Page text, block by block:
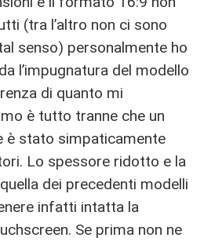
(tra l’altro non ci sono
senso) personalmente ho
l’impugnatura del modello
di quanto mi
è tutto tranne che un
è stato simpaticamente
Lo spessore ridotto e la
dei precedenti modelli
infatti intatta la
Se prima non ne